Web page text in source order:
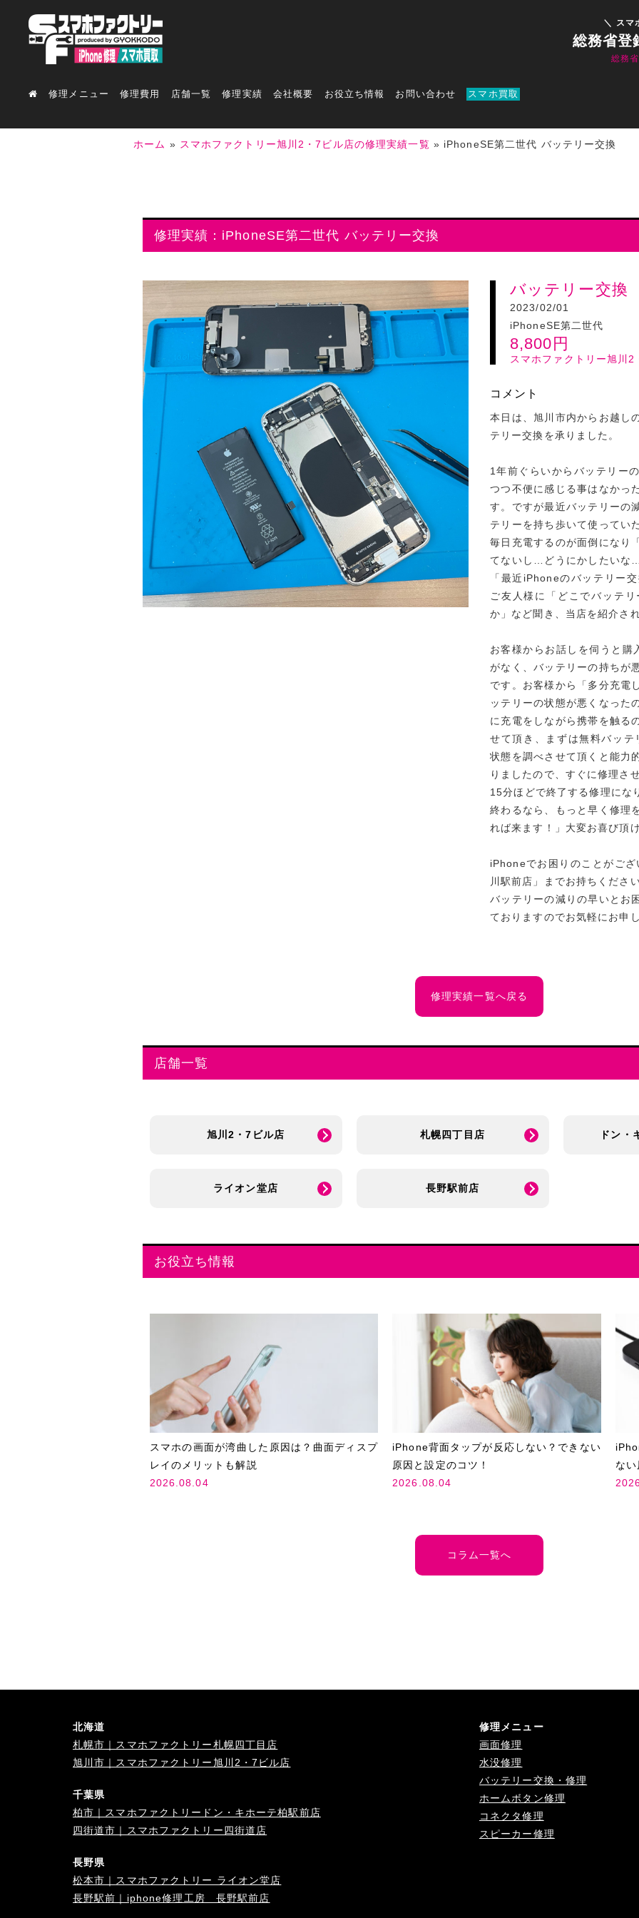
＼ スマ
総務省登
総務
修理メニュー 修理費用 店舗一覧 修理実績 会社概要 お役立ち情報 お問い合わせ スマホ買取
ホーム » スマホファクトリー旭川2・7ビル店の修理実績一覧 » iPhoneSE第二世代 バッテリー交換
修理実績：iPhoneSE第二世代 バッテリー交換
バッテリー交換
2023/02/01
iPhoneSE第二世代
8,800 円
スマホファクトリー旭川2
コメント
本日は、旭川市内からお越し
テリー交換を承りました。
1年前ぐらいからバッテリー
つつ不便に感じる事はなかっ
す。ですが最近バッテリーの
テリーを持ち歩いて使ってい
毎日充電するのが面倒になり
てないし…どうにかしたいな
「最近iPhoneのバッテリー
ご友人様に「どこでバッテ
か」など聞き、当店を紹介さ
お客様からお話しを伺うと購
がなく、バッテリーの持ちが
です。お客様から「多分充電
ッテリーの状態が悪くなった
に充電をしながら携帯を触る
せて頂き、まずは無料バッ
状態を調べさせて頂くと能力
りましたので、すぐに修理さ
15分ほどで終了する修理にな
終わるなら、もっと早く修理
れば来ます！」大変お喜び頂
iPhoneでお困りのことがご
川駅前店」までお持ちください
バッテリーの減りの早いとお
ておりますのでお気軽にお申
修理実績一覧へ戻る
店舗一覧
旭川2・7ビル店 札幌四丁目店 ドン・
ライオン堂店 長野駅前店
お役立ち情報
スマホの画面が湾曲した原因は？曲面ディスプ
レイのメリットも解説
2026.08.04
iPhone背面タップが反応しない？できない
原因と設定のコツ！
2026.08.04
ない
コラム一覧へ
北海道
札幌市｜スマホファクトリー札幌四丁目店
旭川市｜スマホファクトリー旭川2・7ビル店
千葉県
柏市｜スマホファクトリードン・キホーテ柏駅前店
四街道市｜スマホファクトリー四街道店
長野県
松本市｜スマホファクトリー ライオン堂店
長野駅前｜iphone修理工房 長野駅前店
修理メニュー
画面修理
水没修理
バッテリー交換・修理
ホームボタン修理
コネクタ修理
スピーカー修理